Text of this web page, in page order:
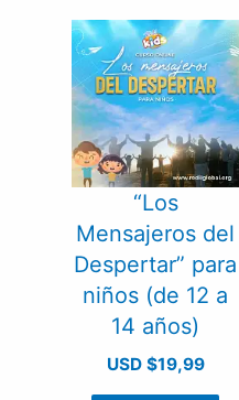
“Los
Mensajeros del
Despertar” para
niños (de 12 a
14 años)
USD $19,99